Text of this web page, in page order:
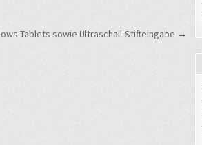
Tablets sowie Ultraschall-Stifteingabe →